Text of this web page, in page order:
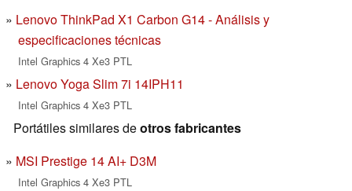
Lenovo ThinkPad X1 Carbon G14 - Análisis y
especificaciones técnicas
Intel Graphics 4 Xe3 PTL
Lenovo Yoga Slim 7i 14IPH11
Intel Graphics 4 Xe3 PTL
Portátiles similares deotros fabricantes
MSI Prestige 14 AI+ D3M
Intel Graphics 4 Xe3 PTL